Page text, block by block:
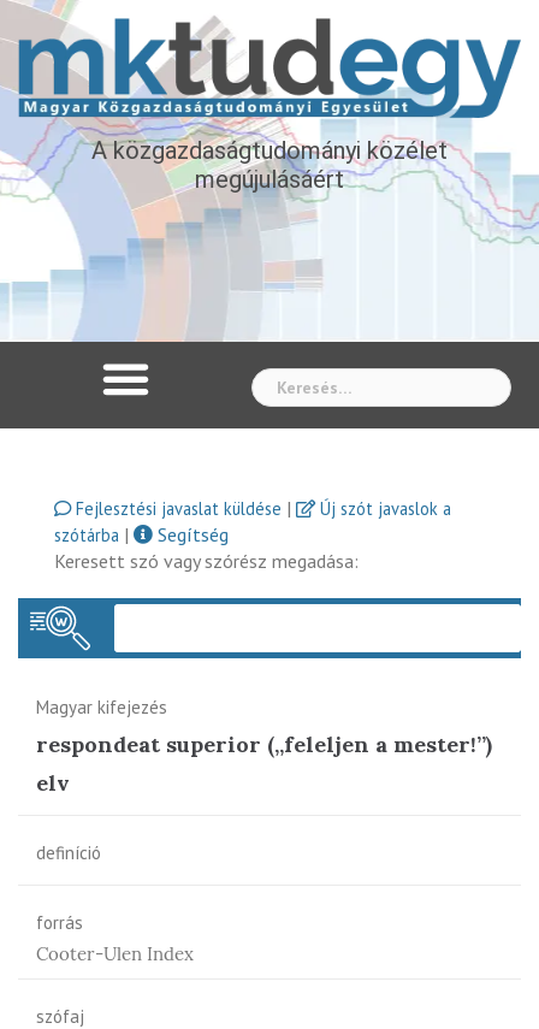
A közgazdaságtudományi közélet
megújulásáért
Fejlesztési javaslat küldése |
Új szót javaslok a
szótárba |
Segítség
Keresett szó vagy szórész megadása:
Magyar kifejezés
respondeat superior („feleljen a mester!”)
elv
definíció
forrás
Cooter-Ulen Index
szófaj